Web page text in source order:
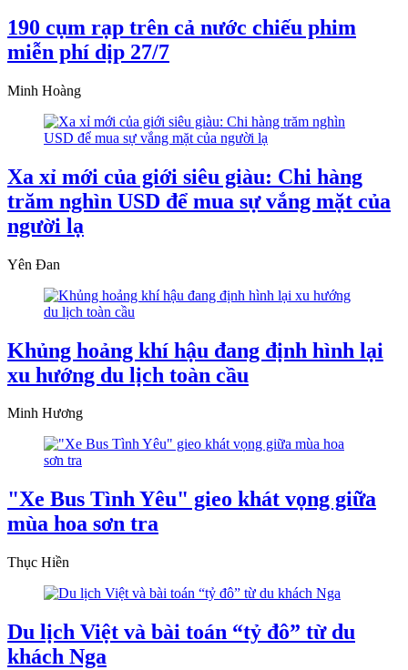
190 cụm rạp trên cả nước chiếu phim
miễn phí dịp 27/7
Minh Hoàng
Xa xỉ mới của giới siêu giàu: Chi hàng
trăm nghìn USD để mua sự vắng mặt của
người lạ
Yên Đan
Khủng hoảng khí hậu đang định hình lại
xu hướng du lịch toàn cầu
Minh Hương
"Xe Bus Tình Yêu" gieo khát vọng giữa
mùa hoa sơn tra
Thục Hiền
Du lịch Việt và bài toán “tỷ đô” từ du
khách Nga